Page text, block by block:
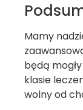
Mamy
będą
klasie
wolny od